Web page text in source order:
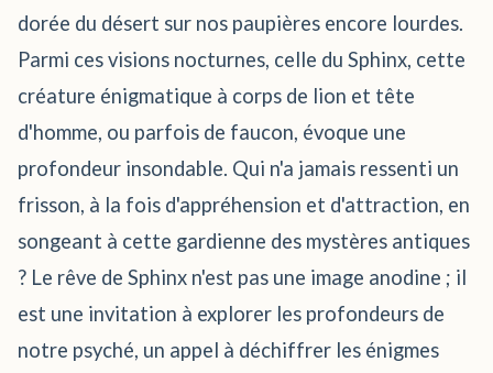
dorée du désert sur nos paupières encore lourdes.
Parmi ces visions nocturnes, celle du Sphinx, cette
créature énigmatique à corps de lion et tête
d'homme, ou parfois de faucon, évoque une
profondeur insondable. Qui n'a jamais ressenti un
frisson, à la fois d'appréhension et d'attraction, en
songeant à cette gardienne des mystères antiques
? Le rêve de Sphinx n'est pas une image anodine ; il
est une invitation à explorer les profondeurs de
notre psyché, un appel à déchiffrer les énigmes